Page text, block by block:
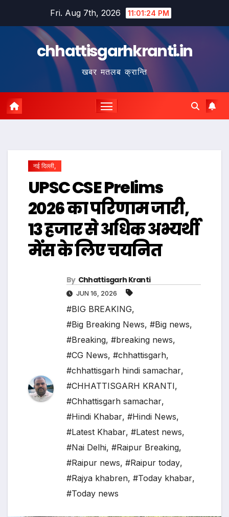
Fri. Aug 7th, 2026 11:01:24 PM
chhattisgarhkranti.in
खबर मतलब क्रान्ति
नई दिल्ली,
UPSC CSE Prelims
2026 का परिणाम जारी,
13 हजार से अधिक अभ्यर्थी
मेंस के लिए चयनित
By Chhattisgarh Kranti
JUN 16, 2026
#BIG BREAKING,
#Big Breaking News, #Big news,
#Breaking, #breaking news,
#CG News, #chhattisgarh,
#chhattisgarh hindi samachar,
#CHHATTISGARH KRANTI,
#Chhattisgarh samachar,
#Hindi Khabar, #Hindi News,
#Latest Khabar, #Latest news,
#Nai Delhi, #Raipur Breaking,
#Raipur news, #Raipur today,
#Rajya khabren, #Today khabar,
#Today news